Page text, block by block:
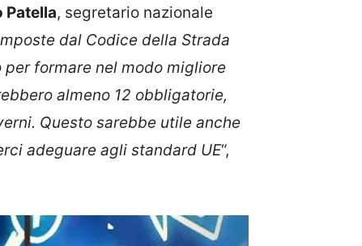
Patella, segretario nazionale
dal Codice della Strada
per formare nel modo migliore
almeno 12 obbligatorie,
Questo sarebbe utile anche
adeguare agli standard UE“,